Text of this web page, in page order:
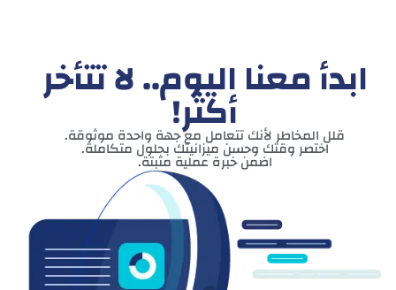
ابدأ معنا اليوم.. لا تتأخر
أكثر!
قلل المخاطر لأنك تتعامل مع جهة واحدة موثوقة.
اختصر وقتك وحسن ميزانيتك بحلول متكاملة.
اضمن خبرة عملية مثبتة.